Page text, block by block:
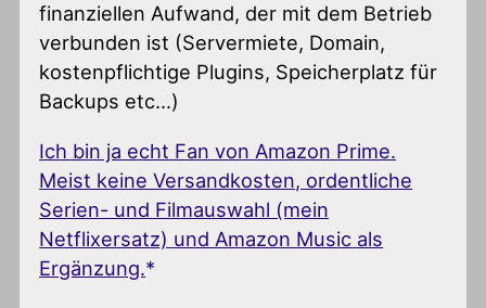
finanziellen Aufwand, der mit dem Betrieb
verbunden ist (Servermiete, Domain,
kostenpflichtige Plugins, Speicherplatz für
Backups etc…)
Ich bin ja echt Fan von Amazon Prime.
Meist keine Versandkosten, ordentliche
Serien- und Filmauswahl (mein
Netflixersatz) und Amazon Music als
Ergänzung.